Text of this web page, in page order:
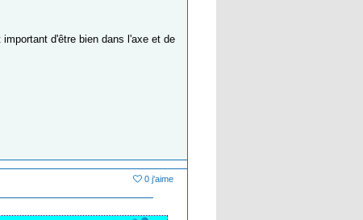
d'être bien dans l'axe et de
0 j'aime